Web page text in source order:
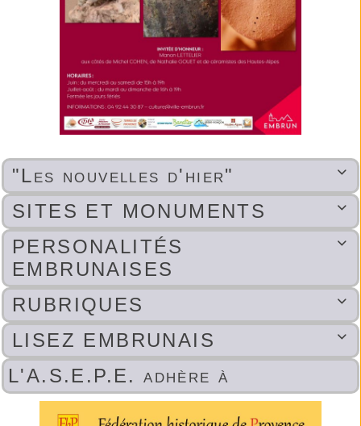

"Les nouvelles d'hier"

SITES ET MONUMENTS

PERSONALITÉS
EMBRUNAISES

RUBRIQUES

LISEZ EMBRUNAIS
L'A.S.E.P.E. adhère à